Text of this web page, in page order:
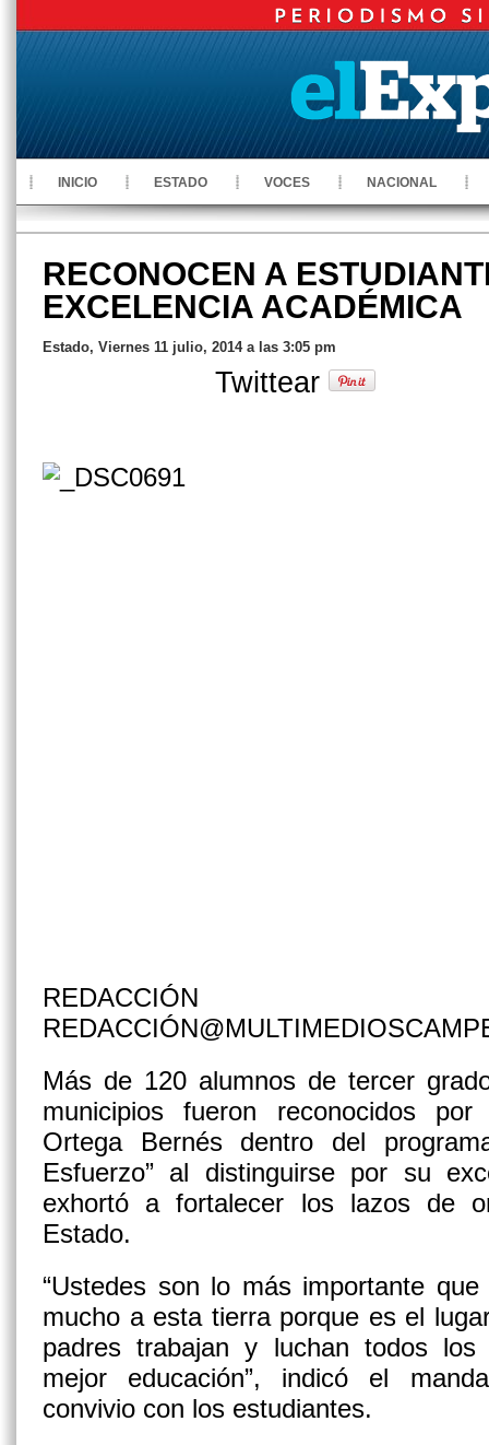
INICIO ESTADO VOCES NACIONAL
RECONOCEN A
EXCELENCIA ACADÉMICA
Estado, Viernes 11 julio, 2014 a las 3:05 pm
Twittear
REDACCIÓN
Más de 120 alumnos de tercer
municipios fueron reconocidos
Ortega Bernés dentro del
Esfuerzo” al distinguirse por su
exhortó a fortalecer los lazos de
Estado.
“Ustedes son lo más importante
mucho a esta tierra porque es el
padres trabajan y luchan todos
mejor educación”, indicó el
convivio con los estudiantes.